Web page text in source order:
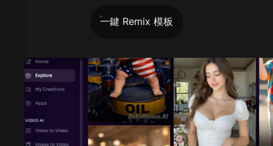
一鍵 Remix 模板